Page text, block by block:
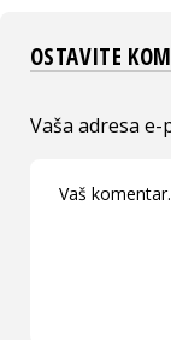
OSTAVITE
Vaša adresa